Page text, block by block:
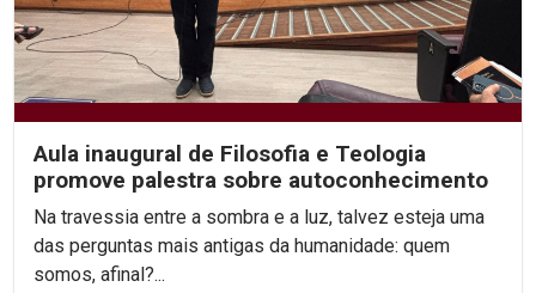
Aula inaugural de Filosofia e Teologia
promove palestra sobre autoconhecimento
Na travessia entre a sombra e a luz, talvez esteja uma
das perguntas mais antigas da humanidade: quem
somos, afinal?...